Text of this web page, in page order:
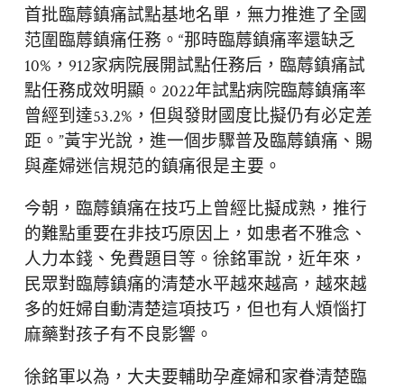
首批臨蓐鎮痛試點基地名單，無力推進了全國
范圍臨蓐鎮痛任務。“那時臨蓐鎮痛率還缺乏
10%，912家病院展開試點任務后，臨蓐鎮痛試
點任務成效明顯。2022年試點病院臨蓐鎮痛率
曾經到達53.2%，但與發財國度比擬仍有必定差
距。”黃宇光說，進一個步驟普及臨蓐鎮痛、賜
與產婦迷信規范的鎮痛很是主要。
今朝，臨蓐鎮痛在技巧上曾經比擬成熟，推行
的難點重要在非技巧原因上，如患者不雅念、
人力本錢、免費題目等。徐銘軍說，近年來，
民眾對臨蓐鎮痛的清楚水平越來越高，越來越
多的妊婦自動清楚這項技巧，但也有人煩惱打
麻藥對孩子有不良影響。
徐銘軍以為，大夫要輔助孕產婦和家眷清楚臨